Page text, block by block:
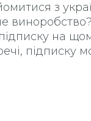
з
на
підписку